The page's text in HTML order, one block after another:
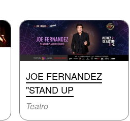
JOE FERNANDEZ
"STAND UP
Teatro